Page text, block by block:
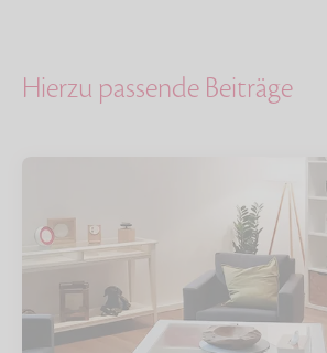
Hierzu passende Beiträge